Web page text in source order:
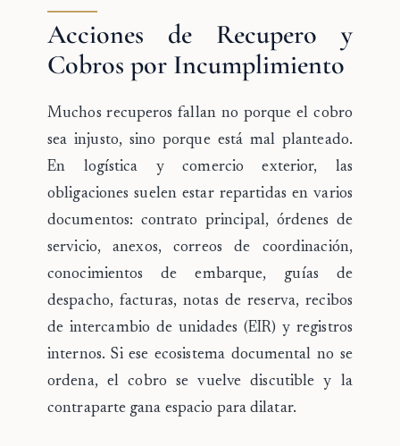
Acciones de Recupero y
Cobros por Incumplimiento
Muchos recuperos fallan no porque el cobro
sea injusto, sino porque está mal planteado.
En logística y comercio exterior, las
obligaciones suelen estar repartidas en varios
documentos: contrato principal, órdenes de
servicio, anexos, correos de coordinación,
conocimientos de embarque, guías de
despacho, facturas, notas de reserva, recibos
de intercambio de unidades (EIR) y registros
internos. Si ese ecosistema documental no se
ordena, el cobro se vuelve discutible y la
contraparte gana espacio para dilatar.